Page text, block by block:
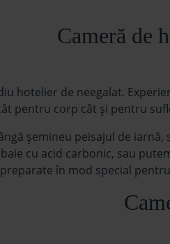
Cameră de
hotelier de neegalat.
pentru corp cât şi pentru
şemineu peisajul de
cu acid carbonic, sau
în mod special